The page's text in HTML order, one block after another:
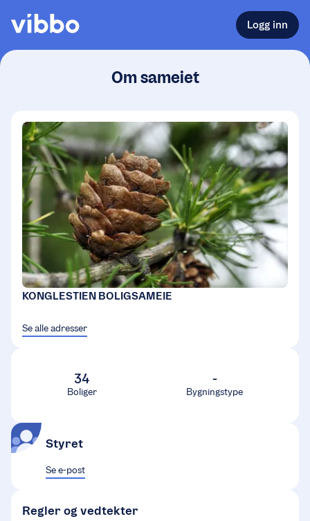
Logg inn
Om sameiet
KONGLESTIEN BOLIGSAMEIE
Se alle adresser
34
Boliger
-
Bygningstype
Styret
Se e-post
Regler og vedtekter